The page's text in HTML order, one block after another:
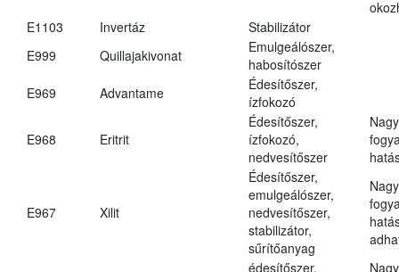
E1103
Invertáz
Stabilizátor
E999
Quillajakivonat
Emulgeálószer,
habosítószer
E969
Advantame
Édesítőszer,
ízfokozó
E968 Eritrit
Édesítőszer,
ízfokozó,
nedvesítőszer
E967 Xilit
Édesítőszer,
emulgeálószer,
nedvesítőszer,
stabilizátor,
sűrítőanyag
édesítőszer,